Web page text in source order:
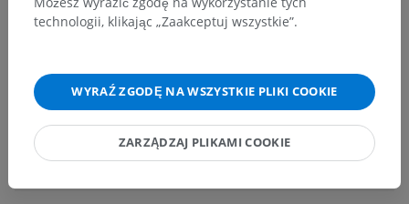
Żyły skroniowe
z tą częścią ciała
Neuroanatomia człowieka
technologii, klikając „Zaakceptuj wszystkie”.
WYRAŹ ZGODĘ NA WSZYSTKIE PLIKI COOKIE
ZARZĄDZAJ PLIKAMI COOKIE